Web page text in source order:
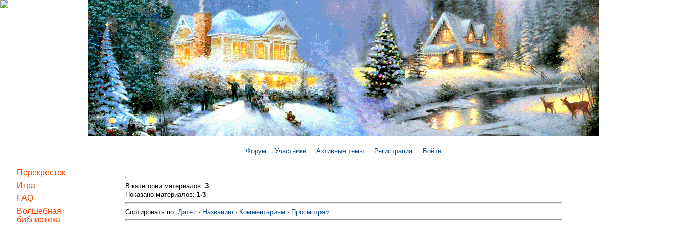
Форум Участники Активные темы Регистрация Войти
Перекрёсток
Игра
FAQ
Волшебная
библиотека
В категории материалов: 3
Показано материалов: 1-3
Сортировать по: Дате · Названию · Комментариям · Просмотрам